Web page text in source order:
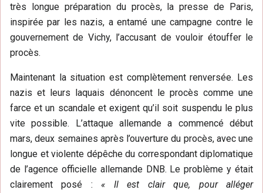
très longue préparation du procès, la presse de Paris,
inspirée par les nazis, a entamé une campagne contre le
gouvernement de Vichy, l’accusant de vouloir étouffer le
procès.
Maintenant la situation est complètement renversée. Les
nazis et leurs laquais dénoncent le procès comme une
farce et un scandale et exigent qu’il soit suspendu le plus
vite possible. L’attaque allemande a commencé début
mars, deux semaines après l’ouverture du procès, avec une
longue et violente dépêche du correspondant diplomatique
de l’agence officielle allemande DNB. Le problème y était
clairement posé : « Il est clair que, pour alléger